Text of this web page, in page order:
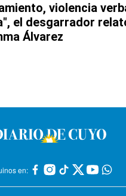
violencia
el desgarrador
Álvarez
en: